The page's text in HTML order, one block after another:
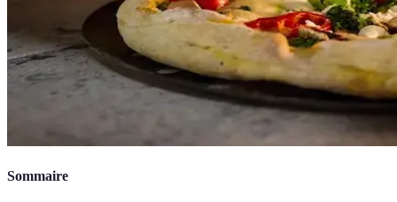
Sommaire